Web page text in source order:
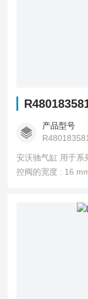
产品型号
R480183581
安沃驰气缸 用于系列 : HF02-
控阀的宽度 : 16 mm 中位封闭 底板连接 手动控制装置 : 锁